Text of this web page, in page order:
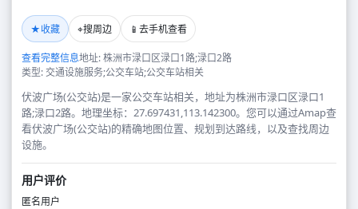
★收藏 ⌖搜周边 📱 去手机查看
查看完整信息地址: 株洲市渌口区渌口1路;渌口2路
类型: 交通设施服务;公交车站;公交车站相关
伏波广场(公交站)是一家公交车站相关，地址为株洲市渌口区渌口1
路;渌口2路。地理坐标：27.697431,113.142300。您可以通过Amap查
看伏波广场(公交站)的精确地图位置、规划到达路线，以及查找周边
设施。
用户评价
匿名用户